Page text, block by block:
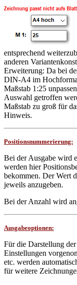
entsprechend
anderen
Erweiterung: Da bei
DIN-A4 im
Maßstab 1:25
Auswahl getroffen
Maßstab zu groß für
Hinweis.
Positionsnummerierung:
Bei der Ausgabe wird
werden hier
bekommen. Der Wert
jeweils anzugeben.
Bei der Anzahl wird
Ausgabeoptionen:
Für die Darstellung
Einstellungen
etc. werden
für weitere